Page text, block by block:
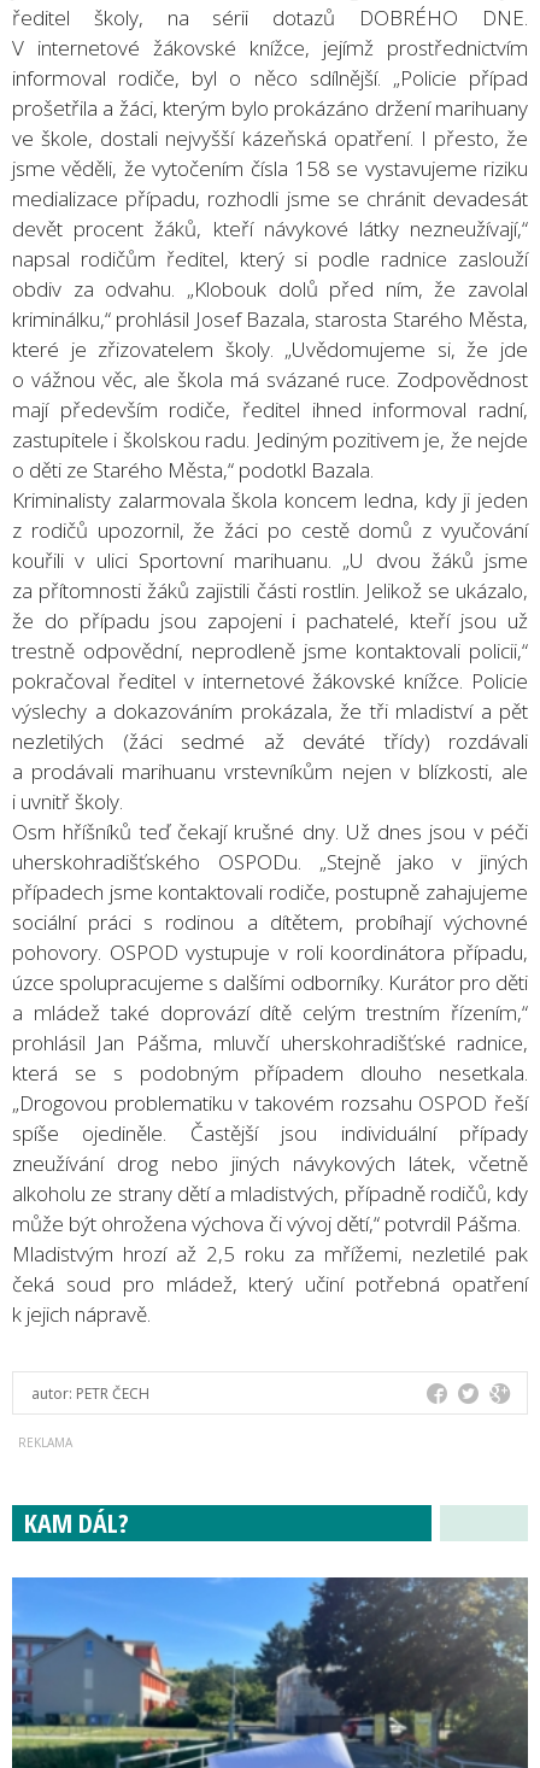
ředitel školy, na sérii dotazů DOBRÉHO DNE.
V internetové žákovské knížce, jejímž prostřednictvím
informoval rodiče, byl o něco sdílnější. „Policie případ
prošetřila a žáci, kterým bylo prokázáno držení marihuany
ve škole, dostali nejvyšší kázeňská opatření. I přesto, že
jsme věděli, že vytočením čísla 158 se vystavujeme riziku
medializace případu, rozhodli jsme se chránit devadesát
devět procent žáků, kteří návykové látky nezneužívají,“
napsal rodičům ředitel, který si podle radnice zaslouží
obdiv za odvahu. „Klobouk dolů před ním, že zavolal
kriminálku,“ prohlásil Josef Bazala, starosta Starého Města,
které je zřizovatelem školy. „Uvědomujeme si, že jde
o vážnou věc, ale škola má svázané ruce. Zodpovědnost
mají především rodiče, ředitel ihned informoval radní,
zastupitele i školskou radu. Jediným pozitivem je, že nejde
o děti ze Starého Města,“ podotkl Bazala.
Kriminalisty zalarmovala škola koncem ledna, kdy ji jeden
z rodičů upozornil, že žáci po cestě domů z vyučování
kouřili v ulici Sportovní marihuanu. „U dvou žáků jsme
za přítomnosti žáků zajistili části rostlin. Jelikož se ukázalo,
že do případu jsou zapojeni i pachatelé, kteří jsou už
trestně odpovědní, neprodleně jsme kontaktovali policii,“
pokračoval ředitel v internetové žákovské knížce. Policie
výslechy a dokazováním prokázala, že tři mladiství a pět
nezletilých (žáci sedmé až deváté třídy) rozdávali
a prodávali marihuanu vrstevníkům nejen v blízkosti, ale
i uvnitř školy.
Osm hříšníků teď čekají krušné dny. Už dnes jsou v péči
uherskohradišťského OSPODu. „Stejně jako v jiných
případech jsme kontaktovali rodiče, postupně zahajujeme
sociální práci s rodinou a dítětem, probíhají výchovné
pohovory. OSPOD vystupuje v roli koordinátora případu,
úzce spolupracujeme s dalšími odborníky. Kurátor pro děti
a mládež také doprovází dítě celým trestním řízením,“
prohlásil Jan Pášma, mluvčí uherskohradišťské radnice,
která se s podobným případem dlouho nesetkala.
„Drogovou problematiku v takovém rozsahu OSPOD řeší
spíše ojediněle. Častější jsou individuální případy
zneužívání drog nebo jiných návykových látek, včetně
alkoholu ze strany dětí a mladistvých, případně rodičů, kdy
může být ohrožena výchova či vývoj dětí,“ potvrdil Pášma.
Mladistvým hrozí až 2,5 roku za mřížemi, nezletilé pak
čeká soud pro mládež, který učiní potřebná opatření
k jejich nápravě.
autor: PETR ČECH
KAM DÁL?